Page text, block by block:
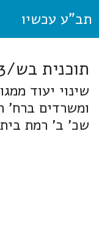
תב"ע עכשיו
תוכנית בש/853/כ בית-שמש
שינוי יעוד
ומשרדים ברח'
שכ' ב' רמת